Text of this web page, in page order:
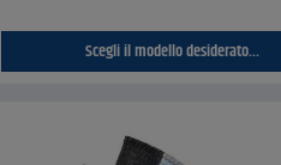
Scegli il modello desiderato...